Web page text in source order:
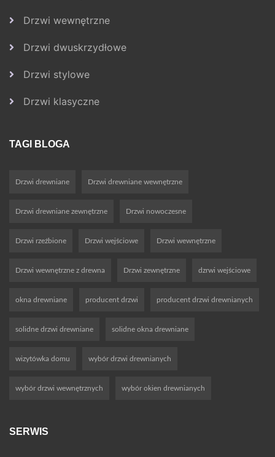
Drzwi wewnętrzne
Drzwi dwuskrzydłowe
Drzwi stylowe
Drzwi klasyczne
TAGI BLOGA
Drzwi drewniane Drzwi drewniane wewnętrzne
Drzwi drewniane zewnętrzne Drzwi nowoczesne
Drzwi rzeźbione Drzwi wejściowe Drzwi wewnętrzne
Drzwi wewnętrzne z drewna Drzwi zewnętrzne dzrwi wejściowe
okna drewniane producent drzwi producent drzwi drewnianych
solidne drzwi drewniane solidne okna drewniane
wizytówka domu wybór drzwi drewnianych
wybór drzwi wewnętrznych wybór okien drewnianych
SERWIS